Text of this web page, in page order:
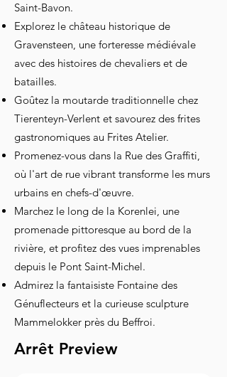
Saint-Bavon.
Explorez le château historique de
Gravensteen, une forteresse médiévale
avec des histoires de chevaliers et de
batailles.
Goûtez la moutarde traditionnelle chez
Tierenteyn-Verlent et savourez des frites
gastronomiques au Frites Atelier.
Promenez-vous dans la Rue des Graffiti,
où l'art de rue vibrant transforme les murs
urbains en chefs-d'œuvre.
Marchez le long de la Korenlei, une
promenade pittoresque au bord de la
rivière, et profitez des vues imprenables
depuis le Pont Saint-Michel.
Admirez la fantaisiste Fontaine des
Génuflecteurs et la curieuse sculpture
Mammelokker près du Beffroi.
Arrêt Preview